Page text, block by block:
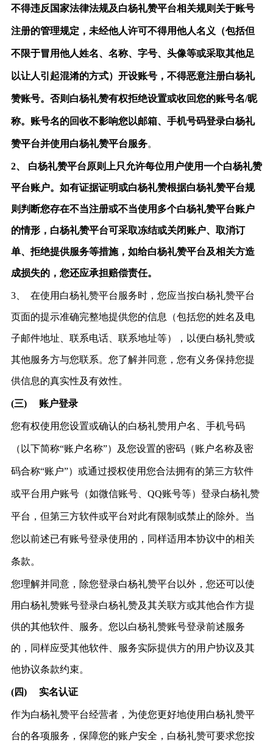
不得违反国家法律法规及白杨礼赞平台相关规则关于账号
注册的管理规定，未经他人许可不得用他人名义（包括但
不限于冒用他人姓名、名称、字号、头像等或采取其他足
以让人引起混淆的方式）开设账号，不得恶意注册白杨礼
赞账号。否则白杨礼赞有权拒绝设置或收回您的账号名/昵
称。账号名的回收不影响您以邮箱、手机号码登录白杨礼
赞平台并使用白杨礼赞平台服务。
2、 白杨礼赞平台原则上只允许每位用户使用一个白杨礼赞
平台账户。如有证据证明或白杨礼赞根据白杨礼赞平台规
则判断您存在不当注册或不当使用多个白杨礼赞平台账户
的情形，白杨礼赞平台可采取冻结或关闭账户、取消订
单、拒绝提供服务等措施，如给白杨礼赞平台及相关方造
成损失的，您还应承担赔偿责任。
3、 在使用白杨礼赞平台服务时，您应当按白杨礼赞平台
页面的提示准确完整地提供您的信息（包括您的姓名及电
子邮件地址、联系电话、联系地址等），以便白杨礼赞或
其他服务方与您联系。您了解并同意，您有义务保持您提
供信息的真实性及有效性。
(三) 账户登录
您有权使用您设置或确认的白杨礼赞用户名、手机号码
（以下简称“账户名称”）及您设置的密码（账户名称及密
码合称“账户”）或通过授权使用您合法拥有的第三方软件
或平台用户账号（如微信账号、QQ账号等）登录白杨礼赞
平台，但第三方软件或平台对此有限制或禁止的除外。当
您以前述已有账号登录使用的，同样适用本协议中的相关
条款。
您理解并同意，除您登录白杨礼赞平台以外，您还可以使
用白杨礼赞账号登录白杨礼赞及其关联方或其他合作方提
供的其他软件、服务。您以白杨礼赞账号登录前述服务
的，同样应受其他软件、服务实际提供方的用户协议及其
他协议条款约束。
(四) 实名认证
作为白杨礼赞平台经营者，为使您更好地使用白杨礼赞平
台的各项服务，保障您的账户安全，白杨礼赞可要求您按